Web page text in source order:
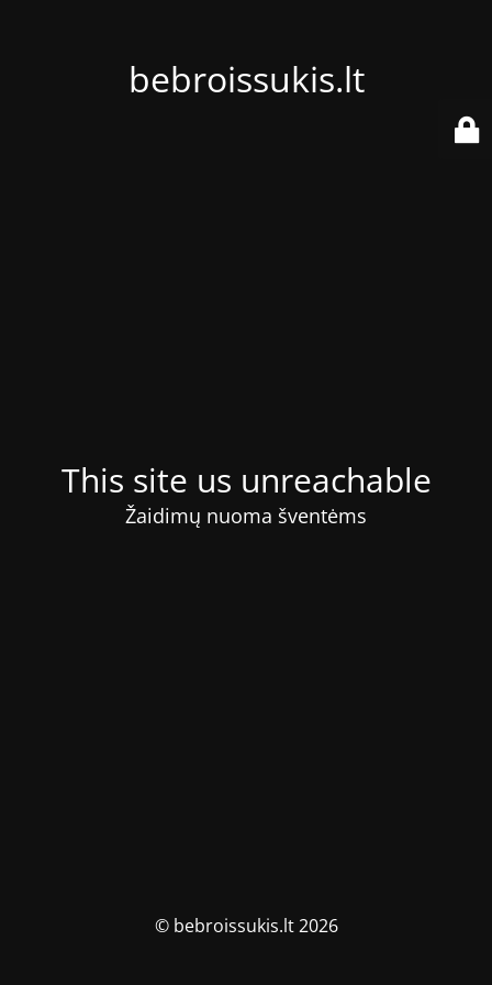
bebroissukis.lt
This site us unreachable
Žaidimų nuoma šventėms
© bebroissukis.lt 2026